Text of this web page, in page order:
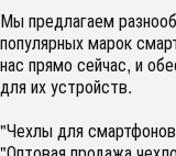
Мы предлагаем
популярных марок
нас прямо сейчас, и
для их устройств.
"Чехлы для